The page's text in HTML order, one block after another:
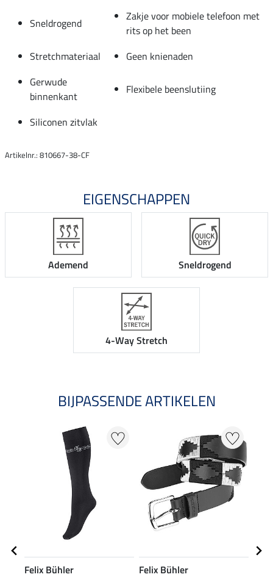
Sneldrogend
Zakje voor mobiele telefoon met
rits op het been
Stretchmateriaal
Geen knienaden
Gerwude
binnenkant
Flexibele beenslutiing
Siliconen zitvlak
Artikelnr.: 810667-38-CF
EIGENSCHAPPEN
Ademend Sneldrogend
4-Way Stretch
BIJPASSENDE ARTIKELEN
Felix Bühler
Felix Bühler